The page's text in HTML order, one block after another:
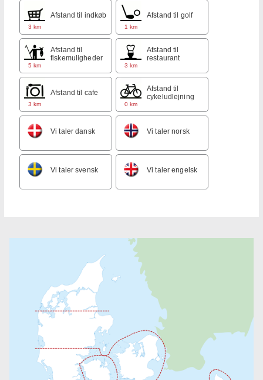
3 km
Afstand til indkøb
1 km
Afstand til golf
5 km
Afstand til
fiskemuligheder
3 km
Afstand til
restaurant
3 km
Afstand til cafe
0 km
Afstand til
cykeludlejning
Vi taler dansk Vi taler norsk
Vi taler svensk Vi taler engelsk